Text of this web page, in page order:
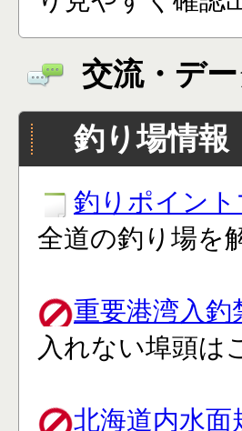
交流・デー
釣り場情報
釣りポイン
全道の釣り場を
重要港湾入釣
入れない埠頭は
北海道内水面